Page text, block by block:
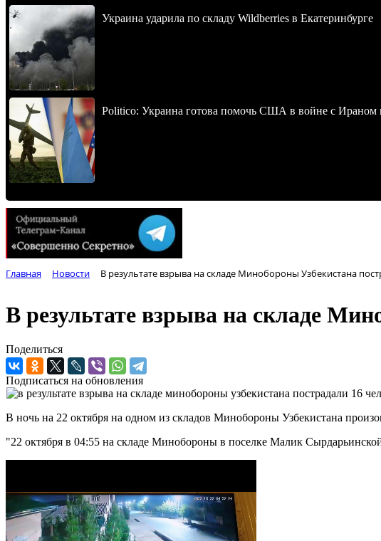
Украина ударила по складу Wildberries в Екатеринбурге
Politico: Украина готова помочь США в войне с Ираном
Главная Новости В результате взрыва на складе Минобороны Узбекистана
В результате взрыва на складе
Поделиться
Подписаться на обновления
В ночь на 22 октября на одном из складов Минобороны Узбекистана
"22 октября в 04:55 на складе Минобороны в поселке Малик